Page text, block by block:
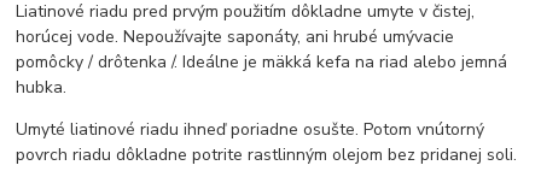
Liatinové riadu pred prvým použitím dôkladne umyte v čistej,
horúcej vode. Nepoužívajte saponáty, ani hrubé umývacie
pomôcky / drôtenka /. Ideálne je mäkká kefa na riad alebo jemná
hubka.
Umyté liatinové riadu ihneď poriadne osušte. Potom vnútorný
povrch riadu dôkladne potrite rastlinným olejom bez pridanej soli.